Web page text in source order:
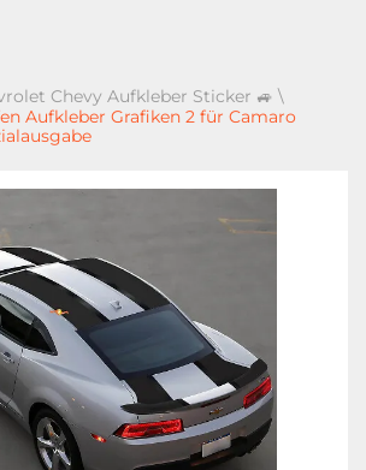
Chevy Aufkleber Sticker 🚙 \
Aufkleber Grafiken 2 für Camaro